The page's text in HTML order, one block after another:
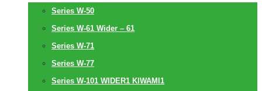
Series W-50
Series W-61 Wider – 61
Series W-71
Series W-77
Series W-101 WIDER1 KIWAMI1